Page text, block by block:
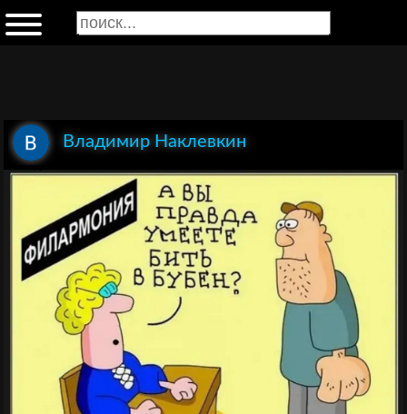
Владимир Наклевкин